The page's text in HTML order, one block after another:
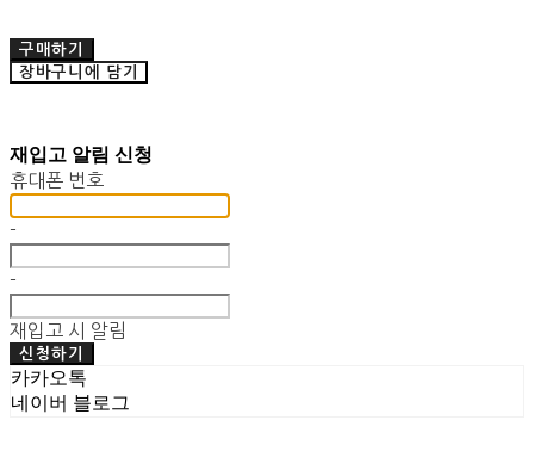
구매하기
장바구니에 담기
재입고 알림 신청
휴대폰 번호
-
-
재입고 시 알림
신청하기
카카오톡
네이버 블로그